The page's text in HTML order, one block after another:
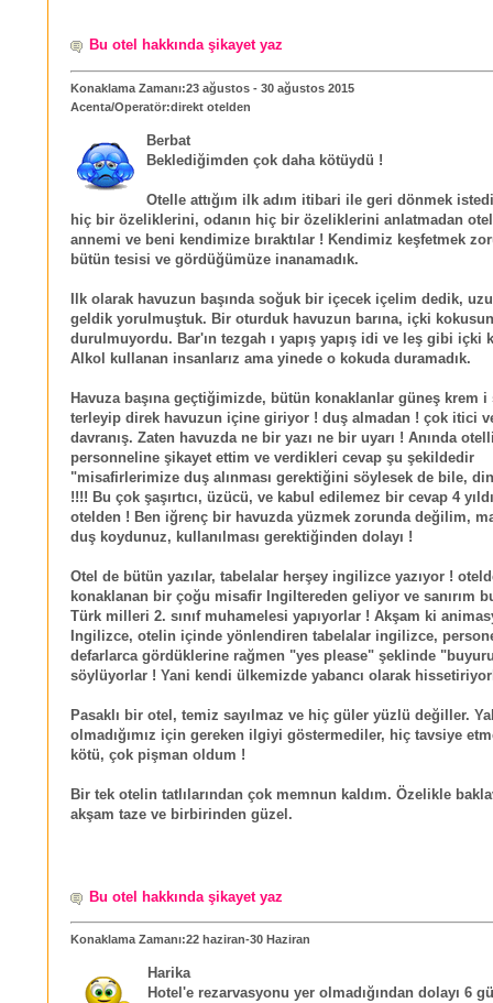
Bu otel hakkında şikayet yaz
Konaklama Zamanı:23 ağustos - 30 ağustos 2015
Acenta/Operatör:direkt otelden
Berbat
Beklediğimden çok daha kötüydü !
Otelle attığım ilk adım itibari ile geri dönmek
hiç bir özeliklerini, odanın hiç bir özeliklerini anlatmadan
annemi ve beni kendimize bıraktılar ! Kendimiz keşfetmek
bütün tesisi ve gördüğümüze inanamadık.
Ilk olarak havuzun başında soğuk bir içecek içelim dedik,
geldik yorulmuştuk. Bir oturduk havuzun barına, içki
durulmuyordu. Bar'ın tezgah ı yapış yapış idi ve leş gibi içki
Alkol kullanan insanlarız ama yinede o kokuda duramadık.
Havuza başına geçtiğimizde, bütün konaklanlar güneş krem i
terleyip direk havuzun içine giriyor ! duş almadan ! çok itici
davranış. Zaten havuzda ne bir yazı ne bir uyarı ! Anında
personneline şikayet ettim ve verdikleri cevap şu şekildedir
"misafirlerimize duş alınması gerektiğini söylesek de bile,
!!!! Bu çok şaşırtıcı, üzücü, ve kabul edilemez bir cevap 4
otelden ! Ben iğrenç bir havuzda yüzmek zorunda değilim,
duş koydunuz, kullanılması gerektiğinden dolayı !
Otel de bütün yazılar, tabelalar herşey ingilizce yazıyor !
konaklanan bir çoğu misafir Ingiltereden geliyor ve sanırım
Türk milleri 2. sınıf muhamelesi yapıyorlar ! Akşam ki
Ingilizce, otelin içinde yönlendiren tabelalar ingilizce,
defarlarca gördüklerine rağmen "yes please" şeklinde
söylüyorlar ! Yani kendi ülkemizde yabancı olarak
Pasaklı bir otel, temiz sayılmaz ve hiç güler yüzlü değiller.
olmadığımız için gereken ilgiyi göstermediler, hiç tavsiye
kötü, çok pişman oldum !
Bir tek otelin tatlılarından çok memnun kaldım. Özelikle
akşam taze ve birbirinden güzel.
Bu otel hakkında şikayet yaz
Konaklama Zamanı:22 haziran-30 Haziran
Harika
Hotel'e rezarvasyonu yer olmadığından dolayı 6